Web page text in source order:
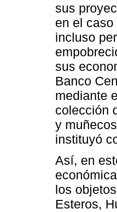
sus
en el
incluso
sus
Banco
mediante
colección
y
instituyó
Así, en
los
Esteros,